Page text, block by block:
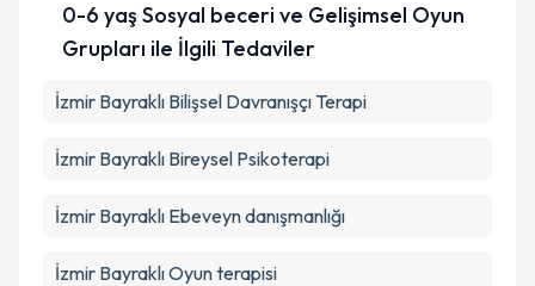
0-6 yaş Sosyal beceri ve Gelişimsel Oyun
Grupları ile İlgili Tedaviler
İzmir Bayraklı Bilişsel Davranışçı Terapi
İzmir Bayraklı Bireysel Psikoterapi
İzmir Bayraklı Ebeveyn danışmanlığı
İzmir Bayraklı Oyun terapisi